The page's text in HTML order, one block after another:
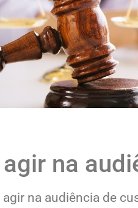
na
na audiência de